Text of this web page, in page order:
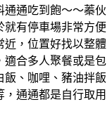
通通吃到飽～～蓁伙
就有停車場非常方便
近，位置好找以整體
適合多人聚餐或是包
飯、咖哩、豬油拌飯
通通都是自行取用